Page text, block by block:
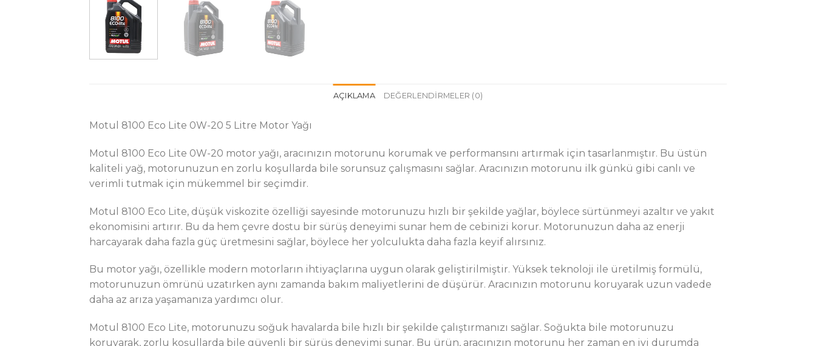
AÇIKLAMA DEĞERLENDIRMELER (0)
Motul 8100 Eco Lite 0W-20 5 Litre Motor Yağı
Motul 8100 Eco Lite 0W-20 motor yağı, aracınızın motorunu korumak ve performansını artırmak için tasarlanmıştır. Bu üstün
kaliteli yağ, motorunuzun en zorlu koşullarda bile sorunsuz çalışmasını sağlar. Aracınızın motorunu ilk günkü gibi canlı ve
verimli tutmak için mükemmel bir seçimdir.
Motul 8100 Eco Lite, düşük viskozite özelliği sayesinde motorunuzu hızlı bir şekilde yağlar, böylece sürtünmeyi azaltır ve yakıt
ekonomisini artırır. Bu da hem çevre dostu bir sürüş deneyimi sunar hem de cebinizi korur. Motorunuzun daha az enerji
harcayarak daha fazla güç üretmesini sağlar, böylece her yolculukta daha fazla keyif alırsınız.
Bu motor yağı, özellikle modern motorların ihtiyaçlarına uygun olarak geliştirilmiştir. Yüksek teknoloji ile üretilmiş formülü,
motorunuzun ömrünü uzatırken aynı zamanda bakım maliyetlerini de düşürür. Aracınızın motorunu koruyarak uzun vadede
daha az arıza yaşamanıza yardımcı olur.
Motul 8100 Eco Lite, motorunuzu soğuk havalarda bile hızlı bir şekilde çalıştırmanızı sağlar. Soğukta bile motorunuzu
koruyarak, zorlu koşullarda bile güvenli bir sürüş deneyimi sunar. Bu ürün, aracınızın motorunu her zaman en iyi durumda